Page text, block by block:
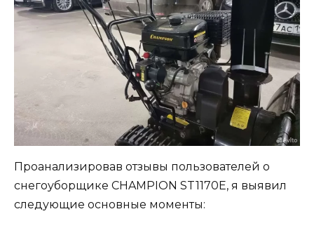
Проанализировав отзывы пользователей о
снегоуборщике CHAMPION ST1170E, я выявил
следующие основные моменты: